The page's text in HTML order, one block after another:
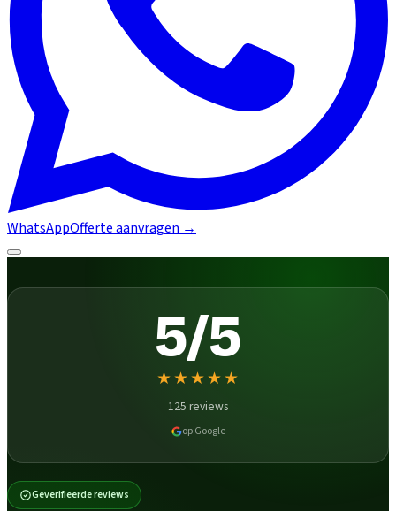
WhatsAppOfferte aanvragen →
5/5
★★★★★
125 reviews
op Google
Geverifieerde reviews